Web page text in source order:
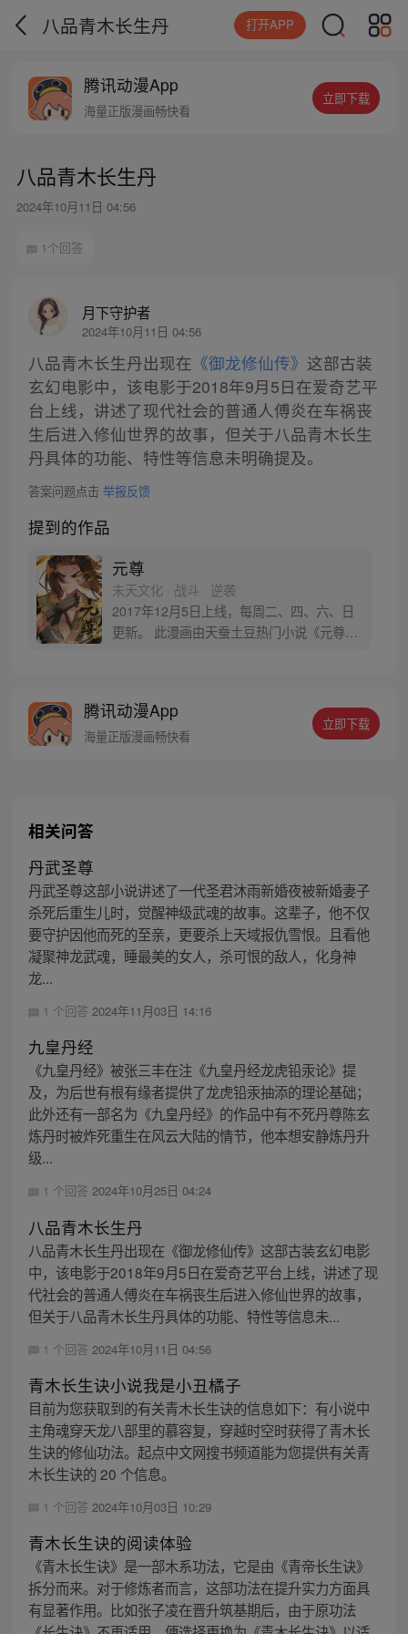
八品青木长生丹 打开APP
腾讯动漫App
海量正版漫画畅快看
立即下载
八品青木长生丹
2024年10月11日 04:56
1个回答
月下守护者
2024年10月11日 04:56
八品青木长生丹出现在 《御龙修仙传》 这部古装
玄幻电影中，该电影于2018年9月5日在爱奇艺平
台上线，讲述了现代社会的普通人傅炎在车祸丧
生后进入修仙世界的故事，但关于八品青木长生
丹具体的功能、特性等信息未明确提及。
答案问题点击 举报反馈
提到的作品
元尊
未天文化 · 战斗 · 逆袭
2017年12月5日上线，每周二、四、六、日
更新。 此漫画由天蚕土豆热门小说《元尊》
腾讯动漫App
海量正版漫画畅快看
立即下载
相关问答
丹武圣尊
丹武圣尊这部小说讲述了一代圣君沐雨新婚夜被新婚妻子
杀死后重生儿时，觉醒神级武魂的故事。这辈子，他不仅
要守护因他而死的至亲，更要杀上天域报仇雪恨。且看他
凝聚神龙武魂，睡最美的女人，杀可恨的敌人，化身神
龙...
1 个回答 2024年11月03日 14:16
九皇丹经
《九皇丹经》被张三丰在注《九皇丹经龙虎铅汞论》提
及，为后世有根有缘者提供了龙虎铅汞抽添的理论基础；
此外还有一部名为《九皇丹经》的作品中有不死丹尊陈玄
炼丹时被炸死重生在风云大陆的情节，他本想安静炼丹升
级...
1 个回答 2024年10月25日 04:24
八品青木长生丹
八品青木长生丹出现在《御龙修仙传》这部古装玄幻电影
中，该电影于2018年9月5日在爱奇艺平台上线，讲述了现
代社会的普通人傅炎在车祸丧生后进入修仙世界的故事，
但关于八品青木长生丹具体的功能、特性等信息未...
1 个回答 2024年10月11日 04:56
青木长生诀小说我是小丑橘子
目前为您获取到的有关青木长生诀的信息如下：有小说中
主角魂穿天龙八部里的慕容复，穿越时空时获得了青木长
生诀的修仙功法。起点中文网搜书频道能为您提供有关青
木长生诀的 20 个信息。
1 个回答 2024年10月03日 10:29
青木长生诀的阅读体验
《青木长生诀》是一部木系功法，它是由《青帝长生诀》
拆分而来。对于修炼者而言，这部功法在提升实力方面具
有显著作用。比如张子凌在晋升筑基期后，由于原功法